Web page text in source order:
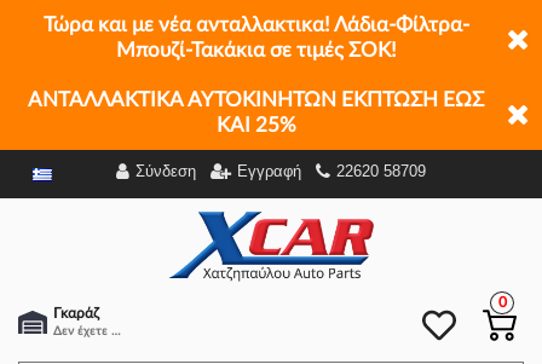
Τώρα και με νέα ανταλλακτικα! Λάδια-Φίλτρα-
Μπουζί-Τακάκια σε τιμές ΣΟΚ!
ΑΝΤΑΛΛΑΚΤΙΚΑ ΑΥΤΟΚΙΝΗΤΩΝ ΕΚΠΤΩΣΗ ΕΩΣ
ΚΑΙ 25%
Σύνδεση Εγγραφή 22620 58709
Γκαράζ
Δεν έχετε επιλέξει αμάξι.
0
Φίλτρα